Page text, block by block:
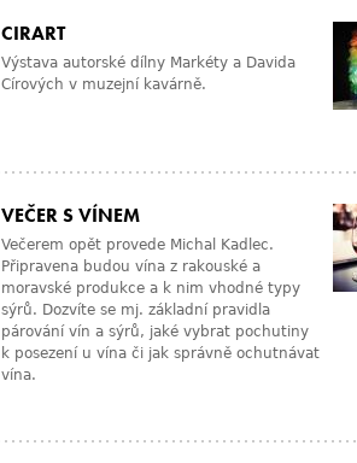
CIRART
Výstava autorské dílny Markéty a Davida
Círových v muzejní kavárně.
VEČER S VÍNEM
Večerem opět provede Michal Kadlec.
Připravena budou vína z rakouské a
moravské produkce a k nim vhodné typy
sýrů. Dozvíte se mj. základní pravidla
párování vín a sýrů, jaké vybrat pochutiny
k posezení u vína či jak správně ochutnávat
vína.